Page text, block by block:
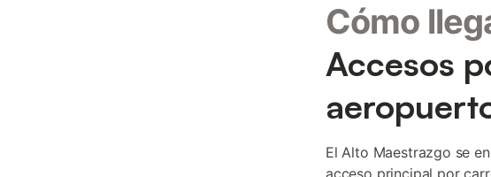
Cómo
Accesos
El Alto Maestrazgo se
acceso principal por